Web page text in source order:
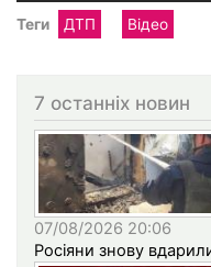
Теги ДТП Відео
7 останніх новин
07/08/2026 20:06
Росіяни знову